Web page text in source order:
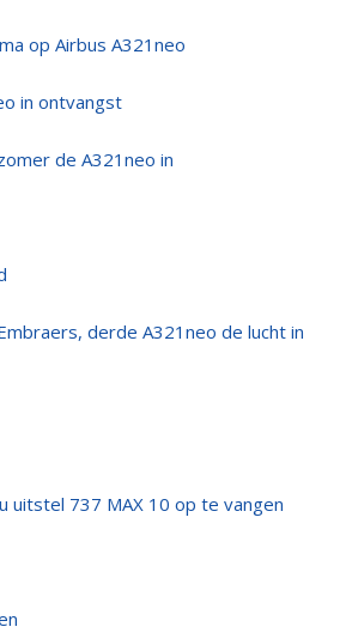
op Airbus A321neo
in ontvangst
de A321neo in
derde A321neo de lucht in
uitstel 737 MAX 10 op te vangen